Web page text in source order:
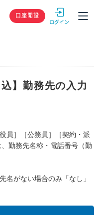
GMOクリック
口座開設
】勤務先の入力
員］［公務員］［契約・派
勤務先名称・電話番号（勤
名がない場合のみ「なし」